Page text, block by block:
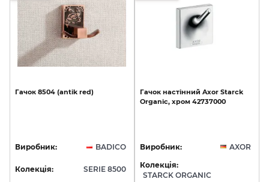
Гачок 8504 (antik red)
Виробник: BADICO
Колекція: SERIE 8500
Гачок настінний Axor Starck
Organic, хром 42737000
Виробник:
AXOR
Колекція:
STARCK ORGANIC